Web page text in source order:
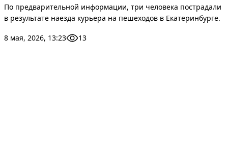
По предварительной информации, три человека пострадали
в результате наезда курьера на пешеходов в Екатеринбурге.
8 мая, 2026, 13:23 13